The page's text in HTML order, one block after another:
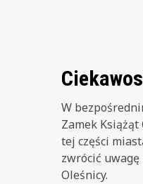
W
Zamek
tej części
zwrócić
Oleśnicy.